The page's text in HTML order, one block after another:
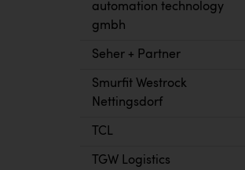
automation technology
gmbh
Seher + Partner
Smurfit Westrock
Nettingsdorf
TCL
TGW Logistics